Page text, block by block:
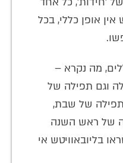
אופן כללי, בכל
מה נקרא –
וגם תפילה של
של שבת,
של ראש השנה
בליובאוויטש אי